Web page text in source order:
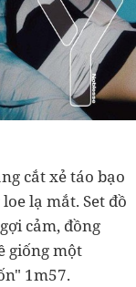
cắt xẻ táo bạo
lạ mắt. Set đồ
cảm, đồng
giống một
1m57.